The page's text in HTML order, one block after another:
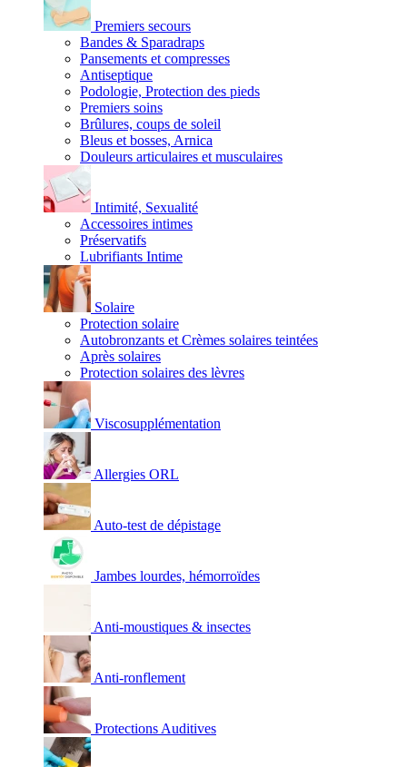
Premiers secours
Bandes & Sparadraps
Pansements et compresses
Antiseptique
Podologie, Protection des pieds
Premiers soins
Brûlures, coups de soleil
Bleus et bosses, Arnica
Douleurs articulaires et musculaires
Intimité, Sexualité
Accessoires intimes
Préservatifs
Lubrifiants Intime
Solaire
Protection solaire
Autobronzants et Crèmes solaires teintées
Après solaires
Protection solaires des lèvres
Viscosupplémentation
Allergies ORL
Auto-test de dépistage
Jambes lourdes, hémorroïdes
Anti-moustiques & insectes
Anti-ronflement
Protections Auditives